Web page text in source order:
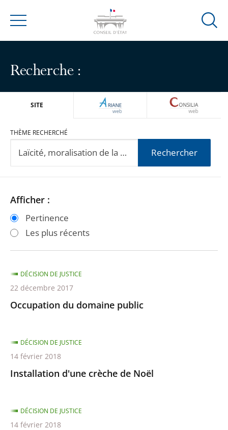
Menu
Ouvrir
Recherche :
SITE ARIANEWEB
THÈME RECHERCHÉ
Rechercher
Passer
les
filtres
après
Passer
les
filtres
avant
Afficher :
Pertinence
Les plus récents
Occupation du domaine public
DÉCISION DE JUSTICE
22 décembre 2017
Installation d'une crèche de Noël
DÉCISION DE JUSTICE
14 février 2018
DÉCISION DE JUSTICE
14 février 2018